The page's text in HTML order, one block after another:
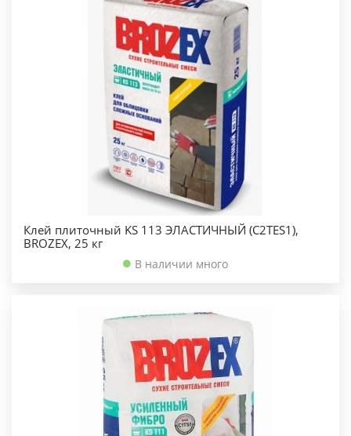
Клей плиточный KS 113 ЭЛАСТИЧНЫЙ (C2TES1),
BROZEX, 25 кг
В наличии много